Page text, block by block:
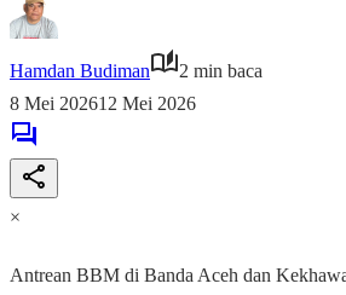
Hamdan Budiman
2 min baca
8 Mei 202612 Mei 2026
×
Antrean BBM di Banda Aceh dan